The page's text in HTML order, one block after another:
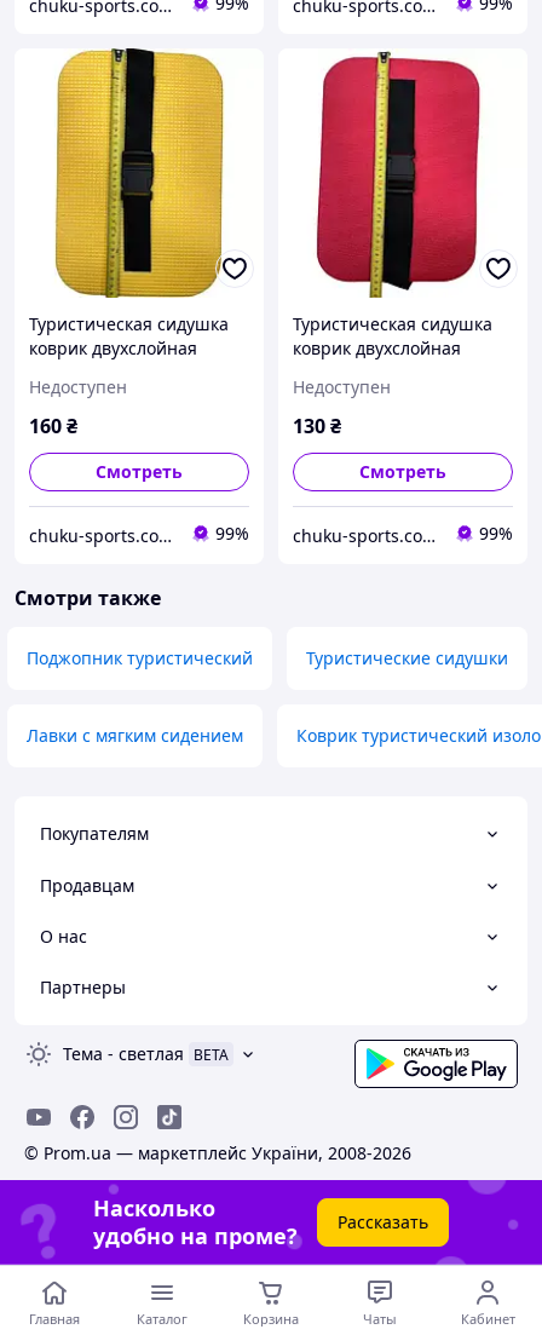
chuku-sports.com.ua chuku-sports.com.ua
Туристическая сидушка
коврик двухслойная
ремешком (35 х 24 х 1.2
см)
Недоступен
160₴
Смотреть
chuku-sports.com.ua 99%
Туристическая сидушка
коврик двухслойная
ремешком (35 х 24 х 0,8
см)
Недоступен
130₴
Смотреть
chuku-sports.com.ua 99%
Смотри также
Поджопник туристический Туристические сидушки
Лавки с мягким сидением Коврик туристический
Покупателям
Продавцам
О нас
Партнеры
Тема - светлая BETA
© Prom.ua — маркетплейс України, 2008-2026
Насколько
удобно на проме?
Рассказать
Главная Каталог Корзина Чаты Кабинет